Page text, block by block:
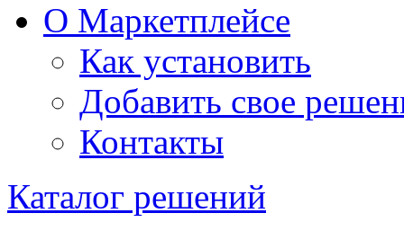
О Маркетплейсе
Как установить
Добавить свое
Контакты
Каталог решений